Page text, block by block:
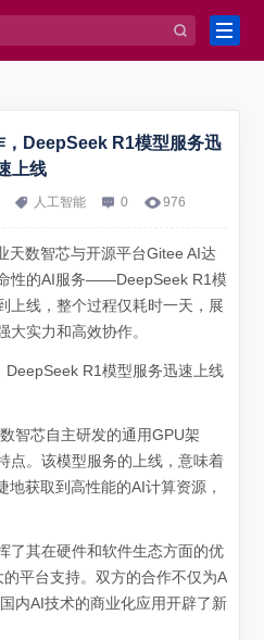
，DeepSeek R1模型服务迅
上线
人工智能 0 976
天数智芯与开源平台Gitee AI达
性的AI服务——DeepSeek R1模
上线，整个过程仅耗时一天，展
大实力和高效协作。
智芯自主研发的通用GPU架
点。该模型服务的上线，意味着
地获取到高性能的AI计算资源，
了其在硬件和软件生态方面的优
平台支持。双方的合作不仅为A
内AI技术的商业化应用开辟了新